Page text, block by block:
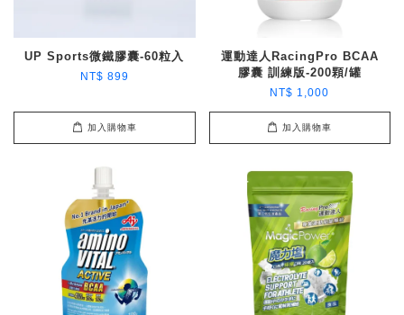
UP Sports微鐵膠囊-60粒入
NT$ 899
加入購物車
運動達人RacingPro BCAA
膠囊 訓練版-200顆/罐
NT$ 1,000
加入購物車